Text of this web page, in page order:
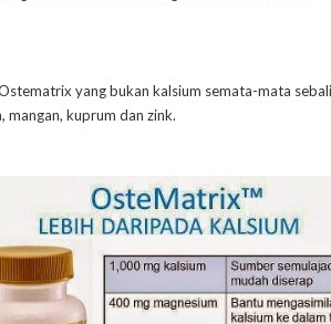
yang bukan kalsium semata-mata
mangan, kuprum dan zink.